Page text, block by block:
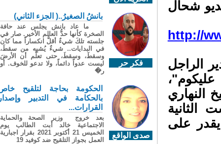
شحال
http://
الراجل
النهاري
على
فكر حر
بانشُ الصغيرُ..( الجزء الثاني)
ما عاد بانش يجلس عند حافة
الصخرة كأنها حدُّ العالم الأخير. صار في
جلسته تلكَ شيءٌ أقلُّ انكساراً مما كان
في البدايات.. شيءٌ يُشبِه من سقطَ،
وسقطَ، وسقطَ، حتى تعلّم أن الأرضَ
ليست عدواً دائماً، ولا تدعو للخوف. أو
ر�
صدى الواقع
الحكومة بحاجة لتلقيح خاص
بالحكامة في التدبير وإصدار
القرارات...
بعد خروج وزير الصحة والحماية
الاجتماعية خالد أبت الطالب يوم
الخميس 21 أكتوبر 2021 بقرار اجبارية
العمل بجواز التلقيح ضد كوفيد 19